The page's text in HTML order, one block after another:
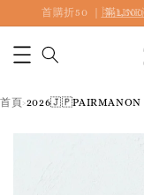
首購折50 ｜ 滿
首頁›2026🇯🇵PAIRMANON